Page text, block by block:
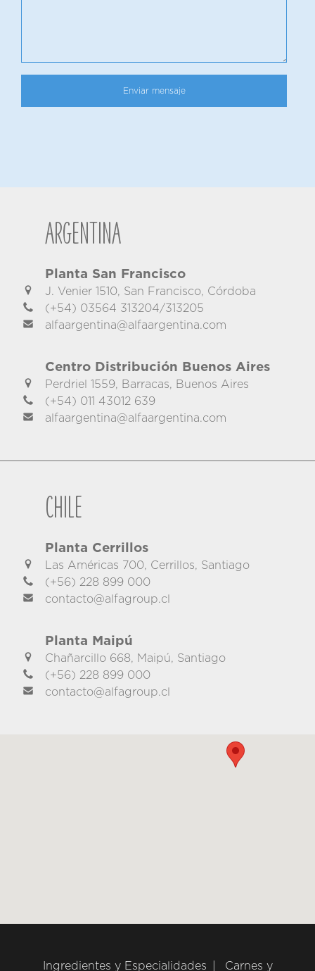
Argentina
Planta San Francisco
J. Venier 1510, San Francisco, Córdoba
(+54) 03564 313204/313205
alfaargentina@alfaargentina.com
Centro Distribución Buenos Aires
Perdriel 1559, Barracas, Buenos Aires
(+54) 011 43012 639
alfaargentina@alfaargentina.com
Chile
Planta Cerrillos
Las Américas 700, Cerrillos, Santiago
(+56) 228 899 000
contacto@alfagroup.cl
Planta Maipú
Chañarcillo 668, Maipú, Santiago
(+56) 228 899 000
contacto@alfagroup.cl
Ingredientes y Especialidades Carnes y